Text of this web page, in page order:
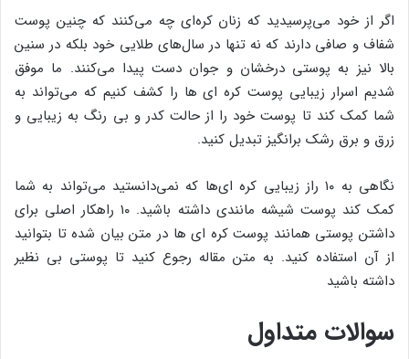
اگر از خود می‌پرسیدید که زنان کره‌ای چه می‌کنند که چنین پوست
شفاف و صافی دارند که نه تنها در سال‌های طلایی خود بلکه در سنین
بالا نیز به پوستی درخشان و جوان دست پیدا می‌کنند. ما موفق
شدیم اسرار زیبایی پوست کره ای ها را کشف کنیم که می‌تواند به
شما کمک کند تا پوست خود را از حالت کدر و بی رنگ به زیبایی و
زرق و برق رشک برانگیز تبدیل کنید.
نگاهی به ۱۰ راز زیبایی کره ای‌ها که نمی‌دانستید می‌تواند به شما
کمک کند پوست شیشه مانندی داشته باشید. ۱۰ راهکار اصلی برای
داشتن پوستی همانند پوست کره ای ها در متن بیان شده تا بتوانید
از آن استفاده کنید. به متن مقاله رجوع کنید تا پوستی بی نظیر
داشته باشید
سوالات متداول